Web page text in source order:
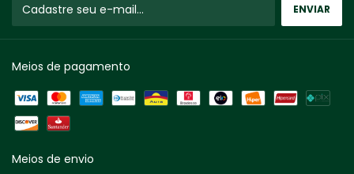
Meios de pagamento
Meios de envio